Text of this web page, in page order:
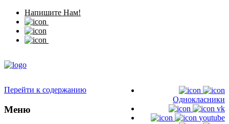
Напишите Нам!
Однокласники
vk
youtube
Перейти к содержанию
Меню